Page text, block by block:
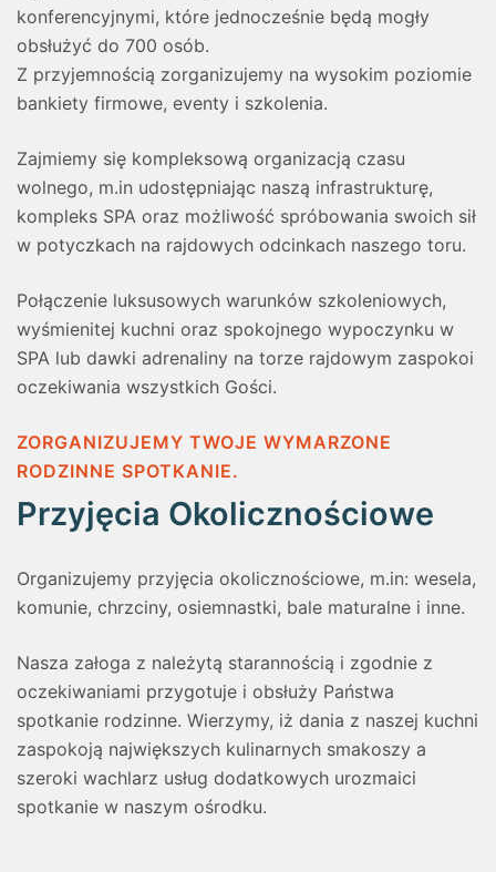
konferencyjnymi, które jednocześnie będą mogły
obsłużyć do 700 osób.
Z przyjemnością zorganizujemy na wysokim poziomie
bankiety firmowe, eventy i szkolenia.
Zajmiemy się kompleksową organizacją czasu
wolnego, m.in udostępniając naszą infrastrukturę,
kompleks SPA oraz możliwość spróbowania swoich sił
w potyczkach na rajdowych odcinkach naszego toru.
Połączenie luksusowych warunków szkoleniowych,
wyśmienitej kuchni oraz spokojnego wypoczynku w
SPA lub dawki adrenaliny na torze rajdowym zaspokoi
oczekiwania wszystkich Gości.
ZORGANIZUJEMY TWOJE WYMARZONE
RODZINNE SPOTKANIE.
Przyjęcia Okolicznościowe
Organizujemy przyjęcia okolicznościowe, m.in: wesela,
komunie, chrzciny, osiemnastki, bale maturalne i inne.
Nasza załoga z należytą starannością i zgodnie z
oczekiwaniami przygotuje i obsłuży Państwa
spotkanie rodzinne. Wierzymy, iż dania z naszej kuchni
zaspokoją największych kulinarnych smakoszy a
szeroki wachlarz usług dodatkowych urozmaici
spotkanie w naszym ośrodku.